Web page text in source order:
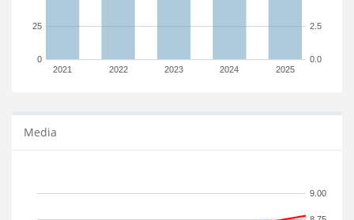
2021 2022 2023 2024 2025
0
25
0.0
2.5
Media
9.00